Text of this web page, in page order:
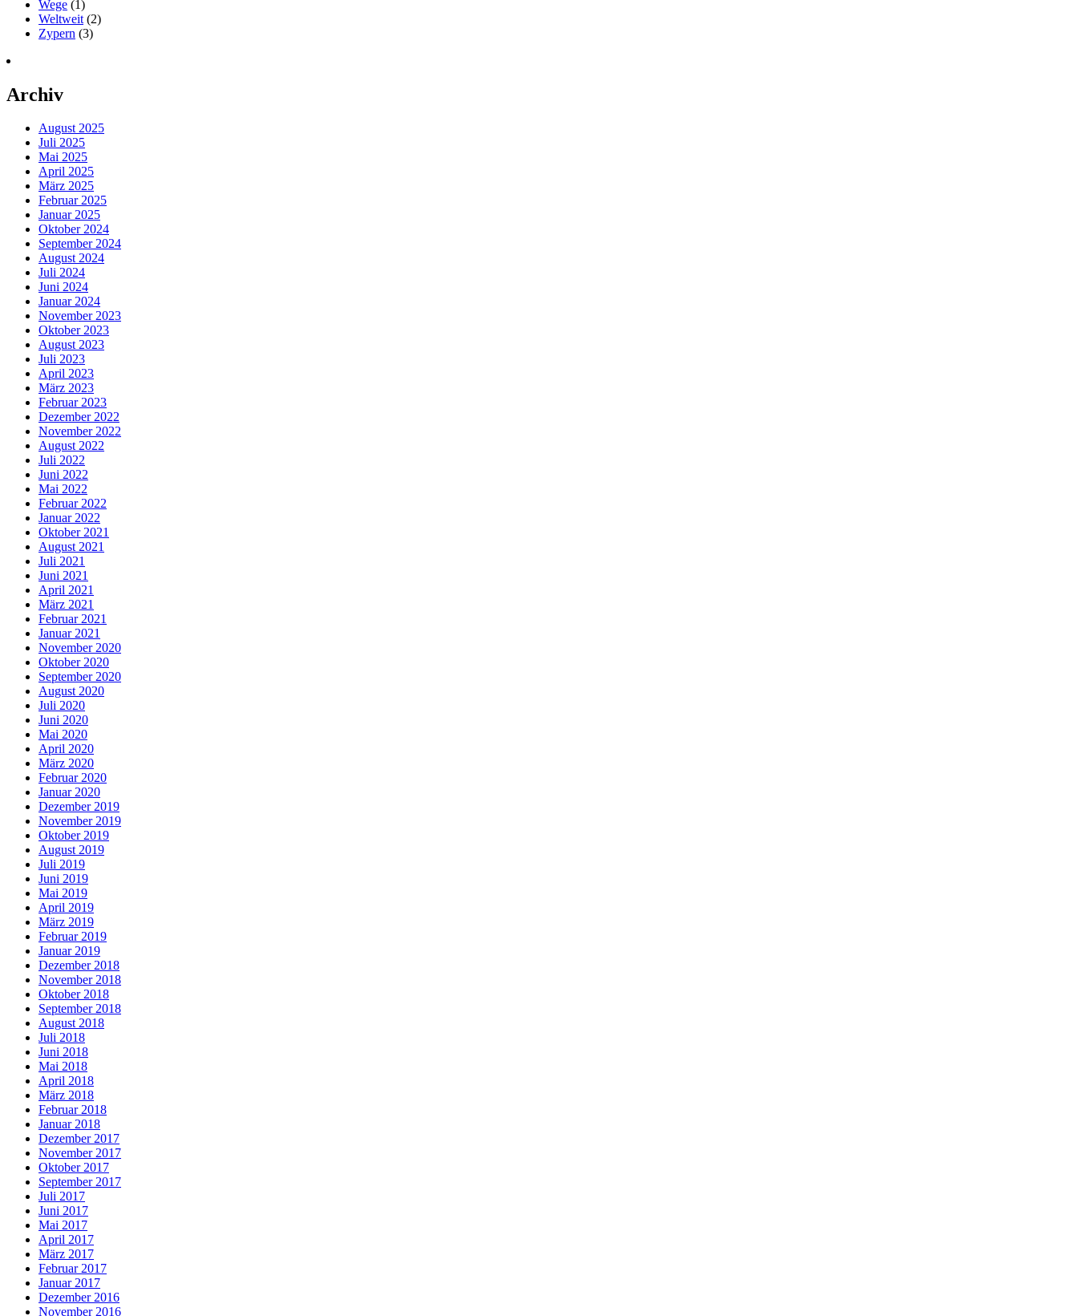
Wege (1)
Weltweit (2)
Zypern (3)
Archiv
August 2025
Juli 2025
Mai 2025
April 2025
März 2025
Februar 2025
Januar 2025
Oktober 2024
September 2024
August 2024
Juli 2024
Juni 2024
Januar 2024
November 2023
Oktober 2023
August 2023
Juli 2023
April 2023
März 2023
Februar 2023
Dezember 2022
November 2022
August 2022
Juli 2022
Juni 2022
Mai 2022
Februar 2022
Januar 2022
Oktober 2021
August 2021
Juli 2021
Juni 2021
April 2021
März 2021
Februar 2021
Januar 2021
November 2020
Oktober 2020
September 2020
August 2020
Juli 2020
Juni 2020
Mai 2020
April 2020
März 2020
Februar 2020
Januar 2020
Dezember 2019
November 2019
Oktober 2019
August 2019
Juli 2019
Juni 2019
Mai 2019
April 2019
März 2019
Februar 2019
Januar 2019
Dezember 2018
November 2018
Oktober 2018
September 2018
August 2018
Juli 2018
Juni 2018
Mai 2018
April 2018
März 2018
Februar 2018
Januar 2018
Dezember 2017
November 2017
Oktober 2017
September 2017
Juli 2017
Juni 2017
Mai 2017
April 2017
März 2017
Februar 2017
Januar 2017
Dezember 2016
November 2016